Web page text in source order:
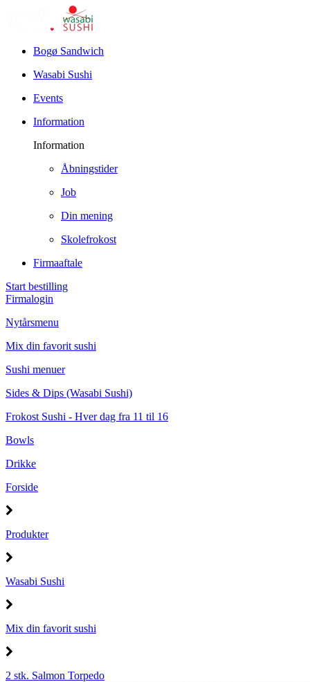
Bogø Sandwich
Wasabi Sushi
Events
Information
Information
Åbningstider
Job
Din mening
Skolefrokost
Firmaaftale
Start bestilling
Firmalogin
Nytårsmenu
Mix din favorit sushi
Sushi menuer
Sides & Dips (Wasabi Sushi)
Frokost Sushi - Hver dag fra 11 til 16
Bowls
Drikke
Forside
Produkter
Wasabi Sushi
Mix din favorit sushi
2 stk. Salmon Torpedo